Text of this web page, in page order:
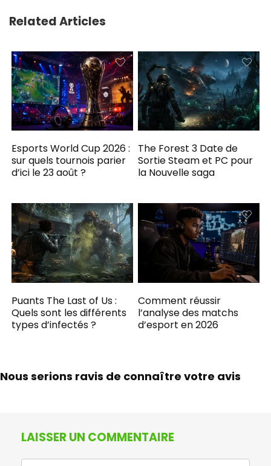
Related Articles
Esports World Cup 2026 :
sur quels tournois parier
d’ici le 23 août ?
The Forest 3 Date de
Sortie Steam et PC pour
la Nouvelle saga
Puants The Last of Us :
Quels sont les différents
types d’infectés ?
Comment réussir
l’analyse des matchs
d’esport en 2026
Nous serions ravis de connaître votre avis
LAISSER UN COMMENTAIRE